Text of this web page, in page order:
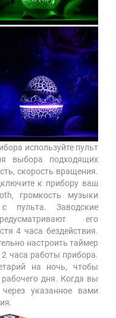
используйте пульт
выбора подходящих
скорость вращения.
к прибору ваш
громкость музыки
пульта. Заводские
его
4 часа бездействия.
настроить таймер
часа работы прибора.
на ночь, чтобы
рабочего дня. Когда вы
через указанное вами